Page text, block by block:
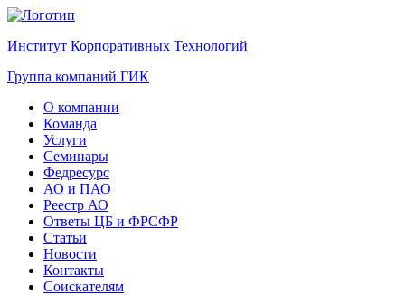
Институт Корпоративных Технологий
Группа компаний ГИК
О компании
Команда
Услуги
Семинары
Федресурс
АО и ПАО
Реестр АО
Ответы ЦБ и ФРСФР
Статьи
Новости
Контакты
Соискателям